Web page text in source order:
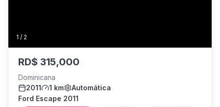
1 / 2
RD$ 315,000
Dominicana
2011
1 km
Automática
Ford Escape 2011